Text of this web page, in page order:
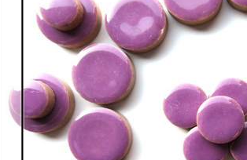
Glasmozaïek steentjes
Keramische
Keramische
Keramische
Geglazuurde
Binnen wandtegels
Buiten tegels Cesi